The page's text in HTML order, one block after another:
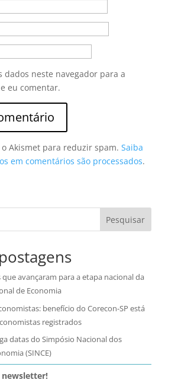
dados neste navegador para a
eu comentar.
Akismet para reduzir spam. Saiba
em comentários são processados.
Pesquisar
avançaram para a etapa nacional da
de Economia
benefício do Corecon-SP está
registrados
datas do Simpósio Nacional dos
(SINCE)
newsletter!